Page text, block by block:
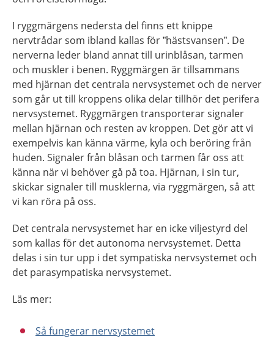
I ryggmärgens nedersta del finns ett knippe
nervtrådar som ibland kallas för ”hästsvansen”. De
nerverna leder bland annat till urinblåsan, tarmen
och muskler i benen. Ryggmärgen är tillsammans
med hjärnan det centrala nervsystemet och de nerver
som går ut till kroppens olika delar tillhör det perifera
nervsystemet. Ryggmärgen transporterar signaler
mellan hjärnan och resten av kroppen. Det gör att vi
exempelvis kan känna värme, kyla och beröring från
huden. Signaler från blåsan och tarmen får oss att
känna när vi behöver gå på toa. Hjärnan, i sin tur,
skickar signaler till musklerna, via ryggmärgen, så att
vi kan röra på oss.
Det centrala nervsystemet har en icke viljestyrd del
som kallas för det autonoma nervsystemet. Detta
delas i sin tur upp i det sympatiska nervsystemet och
det parasympatiska nervsystemet.
Läs mer:
Så fungerar nervsystemet